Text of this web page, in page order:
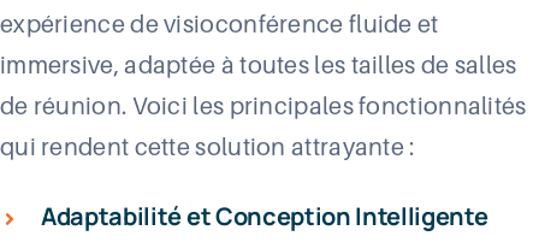
expérience de visioconférence fluide et
immersive, adaptée à toutes les tailles de salles
de réunion. Voici les principales fonctionnalités
qui rendent cette solution attrayante :
Adaptabilité et Conception Intelligente